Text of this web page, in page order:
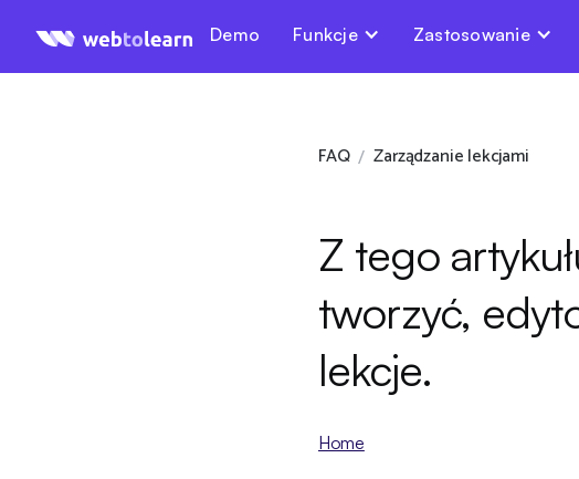
Demo Funkcje Zastosowanie
FAQ / Zarządzanie lekcjami
Z tego
tworzyć,
lekcje.
Home